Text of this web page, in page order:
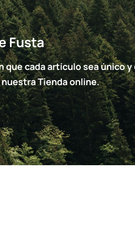
Fusta
que cada artículo sea único
Tienda online.